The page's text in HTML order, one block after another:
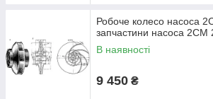
Робоче колесо насоса
запчастини насоса 2СМ
В наявності
9 450 ₴